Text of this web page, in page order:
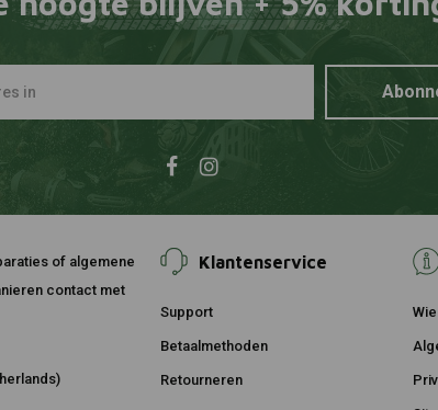
of algemene
contact met
Klantenservice
Support
Betaalmethoden
Retourneren